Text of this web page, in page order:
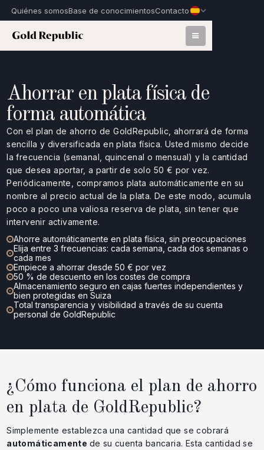
Quiénes somosBase de conocimientosContacto
Ahorrar en plata física de
forma automática
Con el plan de ahorro de GoldRepublic, ahorrará de forma
sencilla y diversificada en plata física. Usted mismo decide
la frecuencia (semanal, quincenal o mensual) y la cantidad
que desea aportar, a partir de solo 50 € por vez.
Periódicamente, compramos plata automáticamente en su
nombre al precio actual de la plata. De este modo, acumula
poco a poco una valiosa reserva de plata, sin tener que
intervenir activamente.
Ahorre automáticamente en plata física, sin preocupaciones
Elija entre 3 frecuencias: cada semana, cada dos semanas o
cada mes
Empiece a ahorrar desde 50 € por vez
50 % de descuento en los costes de compra
Almacenamiento seguro en cajas fuertes independientes y
bien protegidas en Suiza
Total transparencia y visibilidad a través de su cuenta
personal de GoldRepublic
¿Cómo funciona el plan de ahorro
en plata de GoldRepublic?
Simplemente establezca una cantidad que se cobrará
automáticamente de su cuenta bancaria. Esta cantidad se